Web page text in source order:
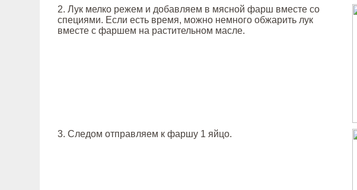
2. Лук мелко режем и добавляем в мясной фарш вместе со
специями. Если есть время, можно немного обжарить лук
вместе с фаршем на растительном масле.
3. Следом отправляем к фаршу 1 яйцо.